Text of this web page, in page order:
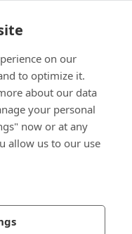
on our
to optimize it.
about our data
your personal
now or at any
allow us to our use